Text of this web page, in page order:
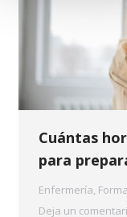
Cuántas
para
Enfermería,
Deja un